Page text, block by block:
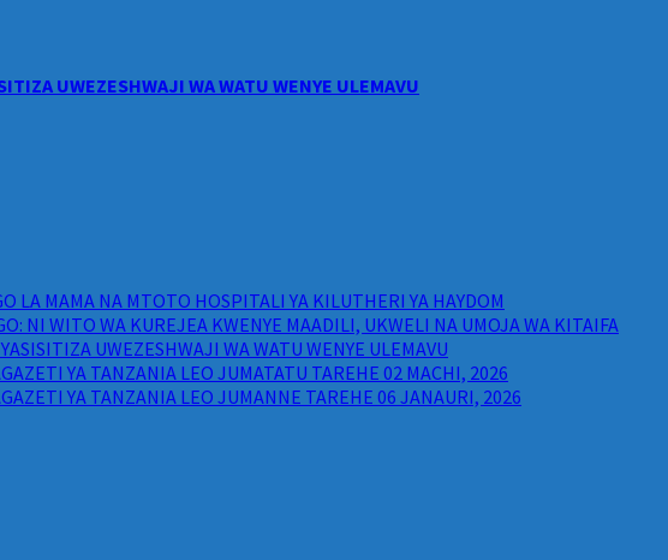
UWEZESHWAJI WA WATU WENYE ULEMAVU
LA MAMA NA MTOTO HOSPITALI YA KILUTHERI YA HAYDOM
NI WITO WA KUREJEA KWENYE MAADILI, UKWELI NA UMOJA WA KITAIFA
UWEZESHWAJI WA WATU WENYE ULEMAVU
YA TANZANIA LEO JUMATATU TAREHE 02 MACHI, 2026
YA TANZANIA LEO JUMANNE TAREHE 06 JANAURI, 2026